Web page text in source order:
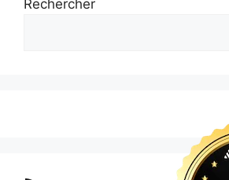
Rechercher